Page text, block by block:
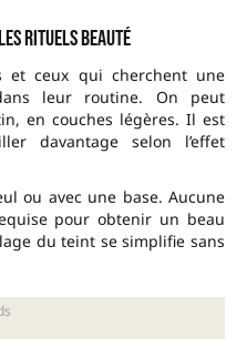
rituels beauté
et ceux qui cherchent une
leur routine. On peut
en couches légères. Il est
davantage selon l’effet
ou avec une base. Aucune
pour obtenir un beau
du teint se simplifie sans